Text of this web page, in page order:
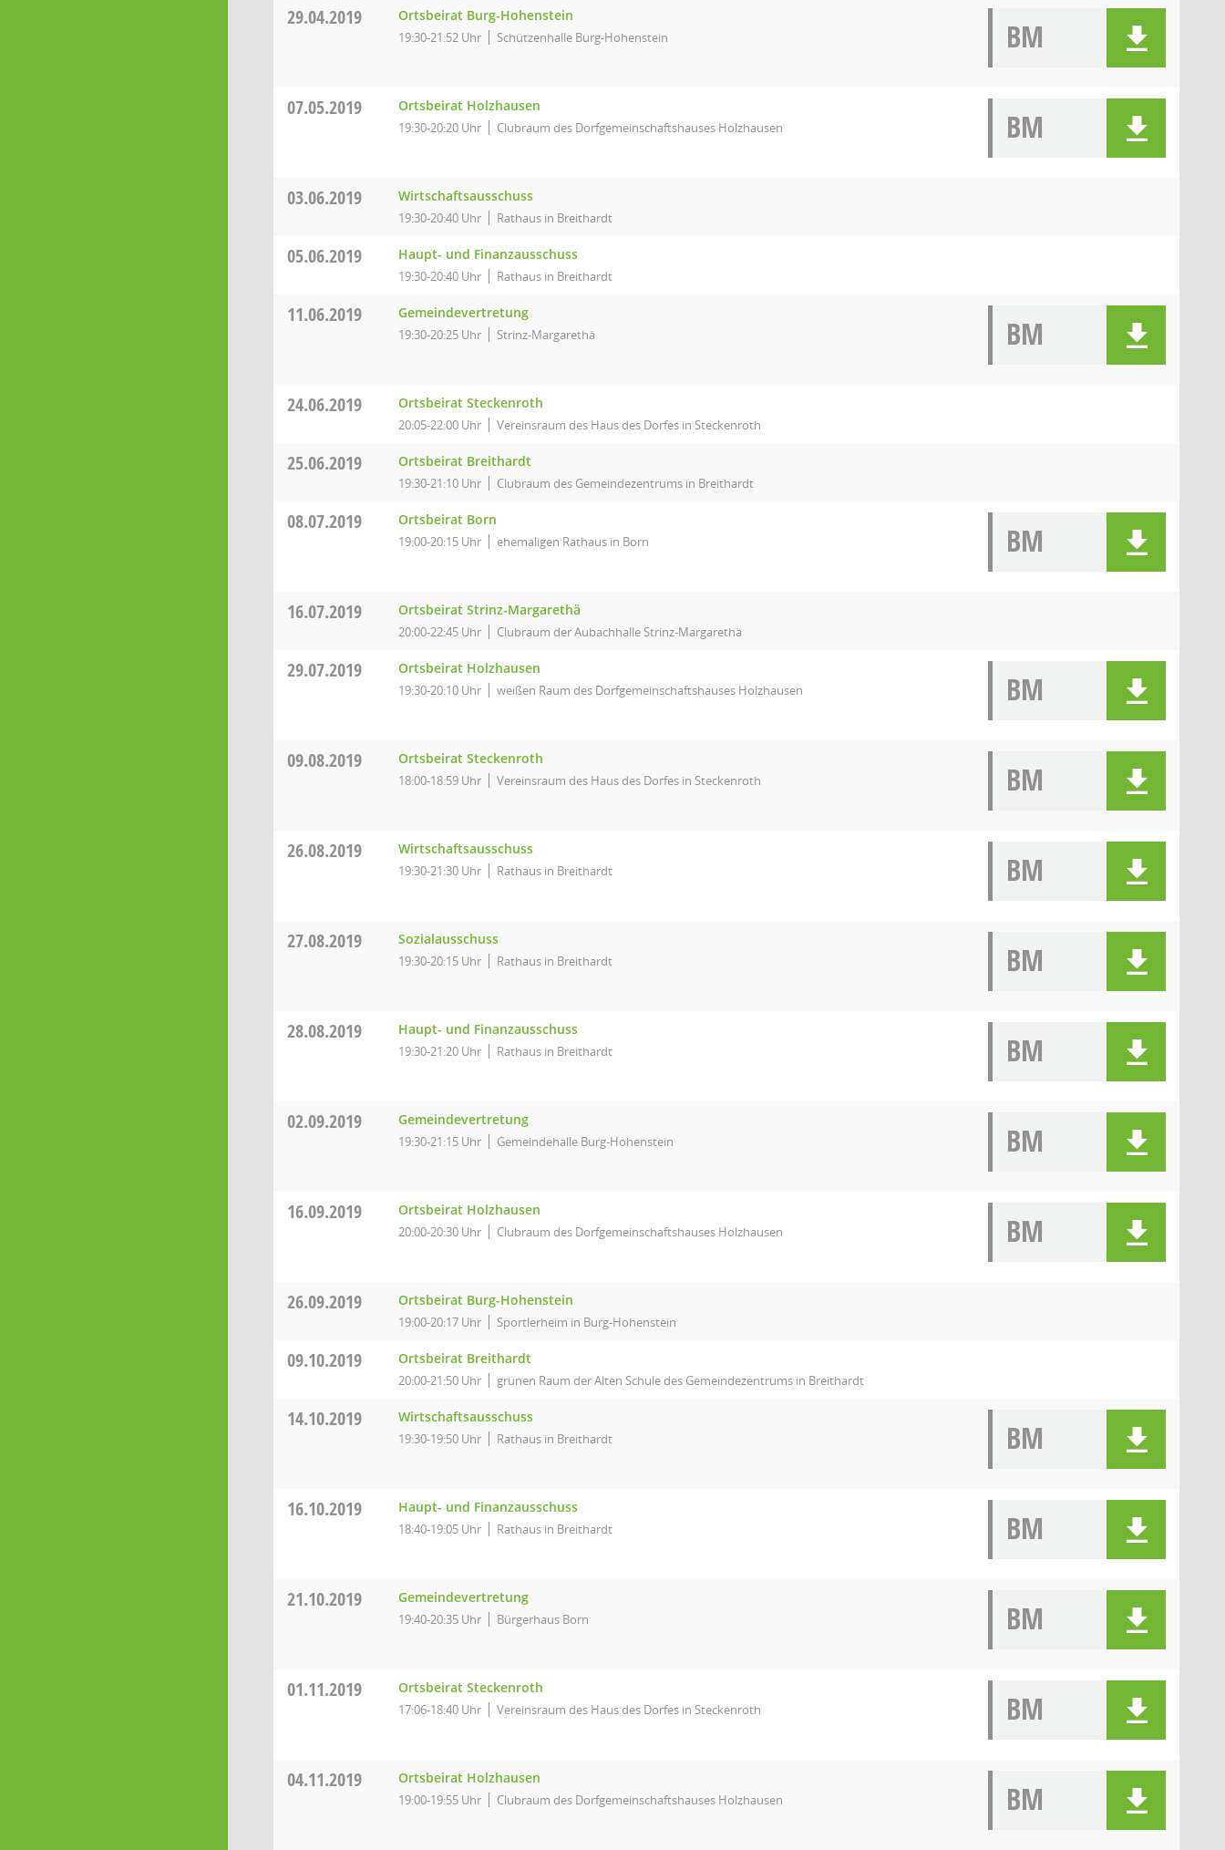
29.04.2019 Ortsbeirat Burg-Hohenstein
19:30-21:52 Uhr Schützenhalle Burg-Hohenstein BM
07.05.2019 Ortsbeirat Holzhausen
19:30-20:20 Uhr Clubraum des Dorfgemeinschaftshauses Holzhausen BM
03.06.2019 Wirtschaftsausschuss
19:30-20:40 Uhr Rathaus in Breithardt
05.06.2019 Haupt- und Finanzausschuss
19:30-20:40 Uhr Rathaus in Breithardt
11.06.2019 Gemeindevertretung
19:30-20:25 Uhr Strinz-Margarethä BM
24.06.2019 Ortsbeirat Steckenroth
20:05-22:00 Uhr Vereinsraum des Haus des Dorfes in Steckenroth
25.06.2019 Ortsbeirat Breithardt
19:30-21:10 Uhr Clubraum des Gemeindezentrums in Breithardt
08.07.2019 Ortsbeirat Born
19:00-20:15 Uhr ehemaligen Rathaus in Born BM
16.07.2019 Ortsbeirat Strinz-Margarethä
20:00-22:45 Uhr Clubraum der Aubachhalle Strinz-Margarethä
29.07.2019 Ortsbeirat Holzhausen
19:30-20:10 Uhr weißen Raum des Dorfgemeinschaftshauses Holzhausen BM
09.08.2019 Ortsbeirat Steckenroth
18:00-18:59 Uhr Vereinsraum des Haus des Dorfes in Steckenroth BM
26.08.2019 Wirtschaftsausschuss
19:30-21:30 Uhr Rathaus in Breithardt BM
27.08.2019 Sozialausschuss
19:30-20:15 Uhr Rathaus in Breithardt BM
28.08.2019 Haupt- und Finanzausschuss
19:30-21:20 Uhr Rathaus in Breithardt BM
02.09.2019 Gemeindevertretung
19:30-21:15 Uhr Gemeindehalle Burg-Hohenstein BM
16.09.2019 Ortsbeirat Holzhausen
20:00-20:30 Uhr Clubraum des Dorfgemeinschaftshauses Holzhausen BM
26.09.2019 Ortsbeirat Burg-Hohenstein
19:00-20:17 Uhr Sportlerheim in Burg-Hohenstein
09.10.2019 Ortsbeirat Breithardt
20:00-21:50 Uhr grünen Raum der Alten Schule des Gemeindezentrums in Breithardt
14.10.2019 Wirtschaftsausschuss
19:30-19:50 Uhr Rathaus in Breithardt BM
16.10.2019 Haupt- und Finanzausschuss
18:40-19:05 Uhr Rathaus in Breithardt BM
21.10.2019 Gemeindevertretung
19:40-20:35 Uhr Bürgerhaus Born BM
01.11.2019 Ortsbeirat Steckenroth
17:06-18:40 Uhr Vereinsraum des Haus des Dorfes in Steckenroth BM
04.11.2019 Ortsbeirat Holzhausen
19:00-19:55 Uhr Clubraum des Dorfgemeinschaftshauses Holzhausen BM